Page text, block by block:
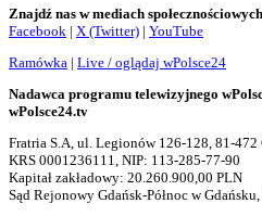
Znajdź nas w mediach
Facebook | X (Twitter) | YouTube
Ramówka | Live / oglądaj wPolsce24
Nadawca programu telewizyjnego
wPolsce24.tv
Fratria S.A, ul. Legionów 126-128, 81-472
KRS 0001236111, NIP: 113-285-77-90
Kapitał zakładowy: 20.260.900,00 PLN
Sąd Rejonowy Gdańsk-Północ w